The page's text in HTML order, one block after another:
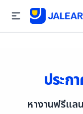
ประก
หางานฟรีแล